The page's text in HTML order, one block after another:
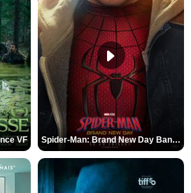
VF Spider-Man: Brand New Day Bande-annonce (3) VO STFR